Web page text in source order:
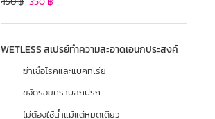
WETLESS สเปรย์ทำความสะอาดเอนกประสงค์
ฆ่าเชื้อโรคและแบคทีเรีย
ขจัดรอยคราบสกปรก
ไม่ต้องใช้น้ำแม้แต่หมดเดียว